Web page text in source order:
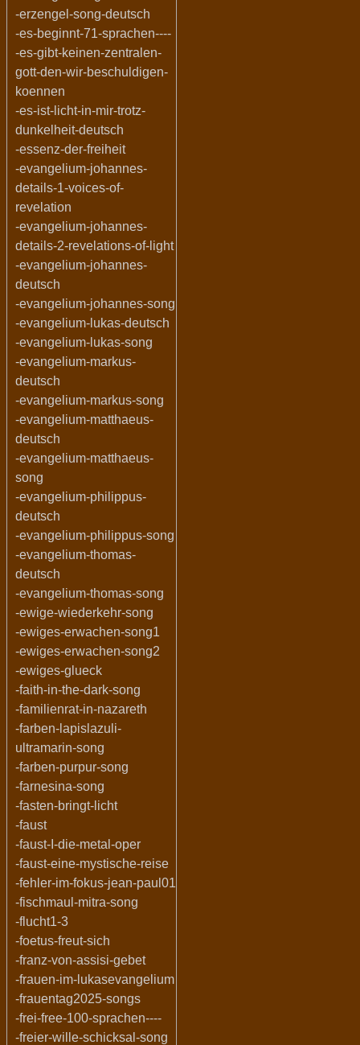
-erzengel-song-deutsch
-es-beginnt-71-sprachen----
-es-gibt-keinen-zentralen-
gott-den-wir-beschuldigen-
koennen
-es-ist-licht-in-mir-trotz-
dunkelheit-deutsch
-essenz-der-freiheit
-evangelium-johannes-
details-1-voices-of-
revelation
-evangelium-johannes-
details-2-revelations-of-light
-evangelium-johannes-
deutsch
-evangelium-johannes-song
-evangelium-lukas-deutsch
-evangelium-lukas-song
-evangelium-markus-
deutsch
-evangelium-markus-song
-evangelium-matthaeus-
deutsch
-evangelium-matthaeus-
song
-evangelium-philippus-
deutsch
-evangelium-philippus-song
-evangelium-thomas-
deutsch
-evangelium-thomas-song
-ewige-wiederkehr-song
-ewiges-erwachen-song1
-ewiges-erwachen-song2
-ewiges-glueck
-faith-in-the-dark-song
-familienrat-in-nazareth
-farben-lapislazuli-
ultramarin-song
-farben-purpur-song
-farnesina-song
-fasten-bringt-licht
-faust
-faust-I-die-metal-oper
-faust-eine-mystische-reise
-fehler-im-fokus-jean-paul01
-fischmaul-mitra-song
-flucht1-3
-foetus-freut-sich
-franz-von-assisi-gebet
-frauen-im-lukasevangelium
-frauentag2025-songs
-frei-free-100-sprachen----
-freier-wille-schicksal-song